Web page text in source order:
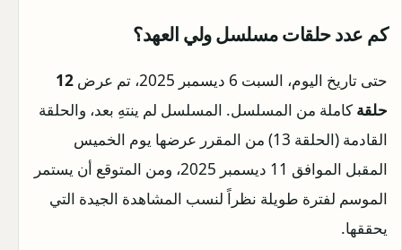
كم عدد حلقات مسلسل ولي العهد؟
حتى تاريخ اليوم، السبت 6 ديسمبر 2025، تم عرض
12
حلقة كاملة من المسلسل. المسلسل لم ينتهِ بعد، والحلقة
القادمة (الحلقة 13) من المقرر عرضها يوم الخميس
المقبل الموافق 11 ديسمبر 2025، ومن المتوقع أن يستمر
الموسم لفترة طويلة نظراً لنسب المشاهدة الجيدة التي
يحققها.